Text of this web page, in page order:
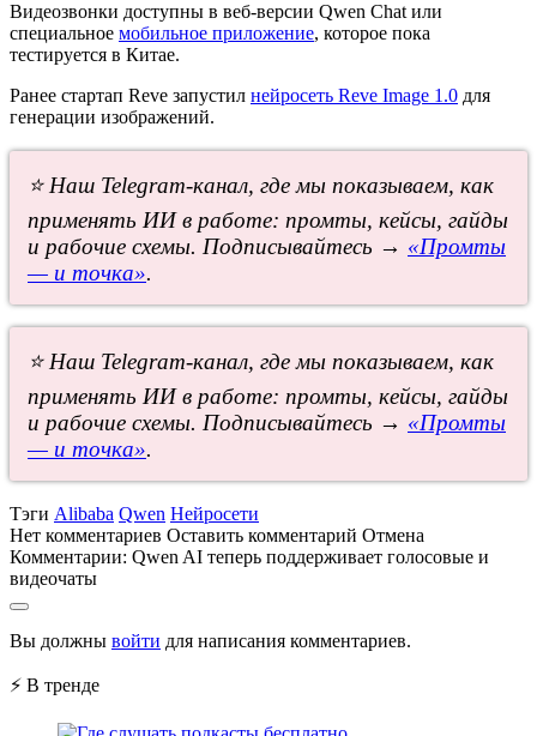
Видеозвонки доступны в веб-версии Qwen Chat или
специальное мобильное приложение, которое пока
тестируется в Китае.
Ранее стартап Reve запустил нейросеть Reve Image 1.0 для
генерации изображений.
⭐ Наш Telegram-канал, где мы показываем, как
применять ИИ в работе: промты, кейсы, гайды
и рабочие схемы. Подписывайтесь → «Промты
— и точка».
⭐ Наш Telegram-канал, где мы показываем, как
применять ИИ в работе: промты, кейсы, гайды
и рабочие схемы. Подписывайтесь → «Промты
— и точка».
Тэги Alibaba Qwen Нейросети
Нет комментариев Оставить комментарий Отмена
Комментарии: Qwen AI теперь поддерживает голосовые и
видеочаты
Вы должны войти для написания комментариев.
⚡ В тренде